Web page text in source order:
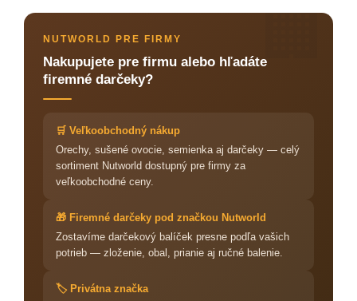
🏢
NUTWORLD PRE FIRMY
Nakupujete pre firmu alebo hľadáte
firemné darčeky?
🛒 Veľkoobchodný nákup
Orechy, sušené ovocie, semienka aj darčeky — celý
sortiment Nutworld dostupný pre firmy za
veľkoobchodné ceny.
🎁 Firemné darčeky pod značkou Nutworld
Zostavíme darčekový balíček presne podľa vašich
potrieb — zloženie, obal, prianie aj ručné balenie.
🏷️ Privátna značka